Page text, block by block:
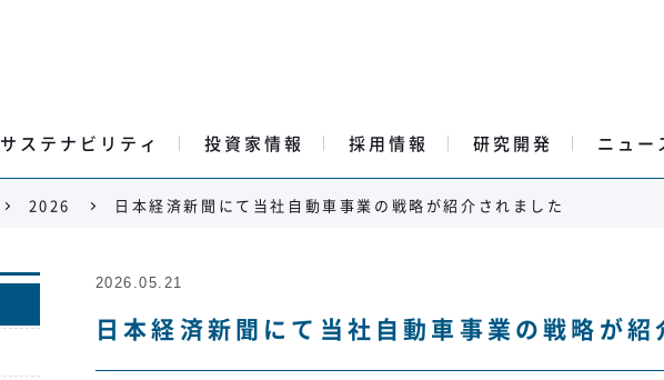
サステナビリティ 投資家情報 採用情報 研究開発 ニュー
2026 日本経済新聞にて当社自動車事業の戦略が紹介されました
日本経済新聞にて当社自動車事業の戦略が紹
2026.05.21